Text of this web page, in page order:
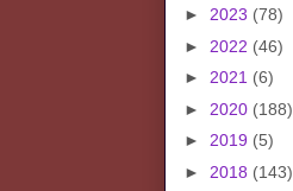
► 2023 (78)
► 2022 (46)
► 2021 (6)
► 2020 (188)
► 2019 (5)
► 2018 (143)